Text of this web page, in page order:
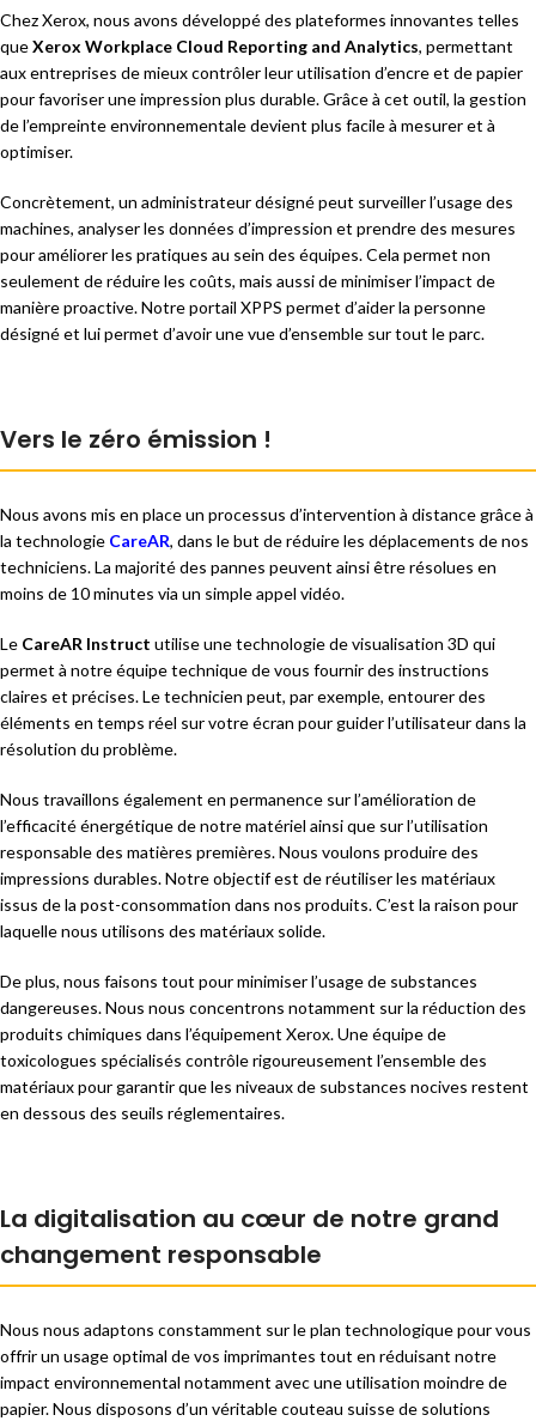
Chez Xerox, nous avons développé des plateformes innovantes telles
queXerox Workplace Cloud Reporting and Analytics, permettant
aux entreprises de mieux contrôler leur utilisation d’encre et de papier
pour favoriser une impression plus durable. Grâce à cet outil, la gestion
de l’empreinte environnementale devient plus facile à mesurer et à
optimiser.
Concrètement, un administrateur désigné peut surveiller l’usage des
machines, analyser les données d’impression et prendre des mesures
pour améliorer les pratiques au sein des équipes. Cela permet non
seulement de réduire les coûts, mais aussi de minimiser l’impact de
manière proactive. Notre portail XPPS permet d’aider la personne
désigné et lui permet d’avoir une vue d’ensemble sur tout le parc.
Vers le zéro émission !
Nous avons mis en place un processus d’intervention à distance grâce à
la technologie CareAR, dans le but de réduire les déplacements de nos
techniciens. La majorité des pannes peuvent ainsi être résolues en
moins de 10 minutes via un simple appel vidéo.
Le CareAR Instruct utilise une technologie de visualisation 3D qui
permet à notre équipe technique de vous fournir des instructions
claires et précises. Le technicien peut, par exemple, entourer des
éléments en temps réel sur votre écran pour guider l’utilisateur dans la
résolution du problème.
Nous travaillons également en permanence sur l’amélioration de
l’efficacité énergétique de notre matériel ainsi que sur l’utilisation
responsable des matières premières. Nous voulons produire des
impressions durables. Notre objectif est de réutiliser les matériaux
issus de la post-consommation dans nos produits. C’est la raison pour
laquelle nous utilisons des matériaux solide.
De plus, nous faisons tout pour minimiser l’usage de substances
dangereuses. Nous nous concentrons notamment sur la réduction des
produits chimiques dans l’équipement Xerox. Une équipe de
toxicologues spécialisés contrôle rigoureusement l’ensemble des
matériaux pour garantir que les niveaux de substances nocives restent
en dessous des seuils réglementaires.
La digitalisation au cœur de notre grand
changement responsable
Nous nous adaptons constamment sur le plan technologique pour vous
offrir un usage optimal de vos imprimantes tout en réduisant notre
impact environnemental notamment avec une utilisation moindre de
papier. Nous disposons d’un véritable couteau suisse de solutions